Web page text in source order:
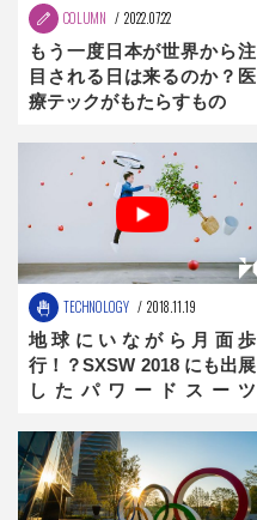
COLUMN 2022.07.22
もう一度日本が世界から注
目される日は来るのか？医
療テックがもたらすもの
TECHNOLOGY 2018.11.19
地球にいながら月面歩
行！？SXSW 2018 にも出展
したパワードスーツ